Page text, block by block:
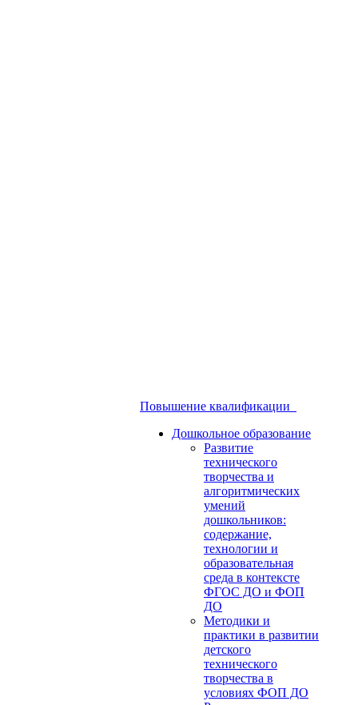
Повышение квалификации
Дошкольное образование
Развитие
технического
творчества и
алгоритмических
умений
дошкольников:
содержание,
технологии и
образовательная
среда в контексте
ФГОС ДО и ФОП
ДО
Методики и
практики в развитии
детского
технического
творчества в
условиях ФОП ДО